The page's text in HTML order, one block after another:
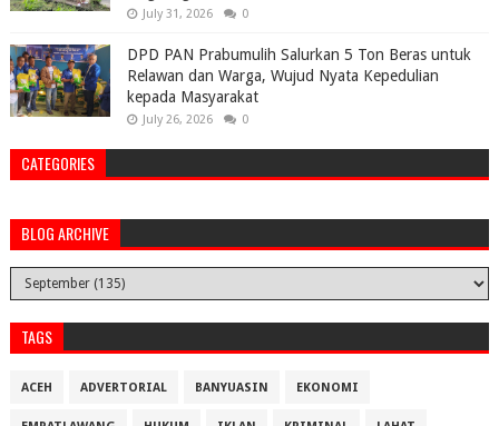
July 31, 2026 0
DPD PAN Prabumulih Salurkan 5 Ton Beras untuk
Relawan dan Warga, Wujud Nyata Kepedulian
kepada Masyarakat
July 26, 2026 0
CATEGORIES
BLOG ARCHIVE
TAGS
ACEH ADVERTORIAL BANYUASIN EKONOMI